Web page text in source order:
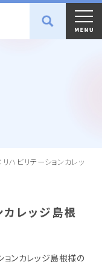
リハビリテーションカレッ
カレッジ島根
ョンカレッジ島根様の